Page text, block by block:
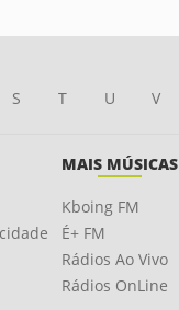
S T U V
MAIS MÚSICAS
Kboing FM
É+ FM
Rádios Ao Vivo
Rádios OnLine